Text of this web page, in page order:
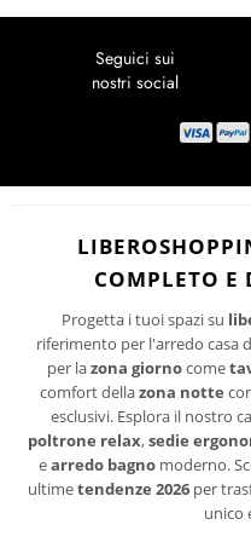
LOCALITÀ DISAGIATE
RICHIEDI UN RESO
aggiornato sulle ultime
novità per la tua casa.
I suoi dati personali verranno trattati
Per maggiori informazioni sul
del sito.
COMPLETO E
Progetta i tuoi spazi su
riferimento per l'arredo casa
per lazona giornocome
comfort dellazona notte
esclusivi. Esplora il nostro
poltrone relax,sedie
earredo bagno moderno.
ultimetendenze 2026 per
unico